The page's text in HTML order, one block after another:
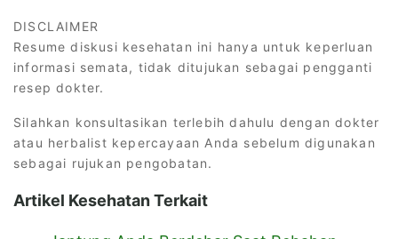
DISCLAIMER
Resume diskusi kesehatan ini hanya untuk keperluan
informasi semata, tidak ditujukan sebagai pengganti
resep dokter.
Silahkan konsultasikan terlebih dahulu dengan dokter
atau herbalist kepercayaan Anda sebelum digunakan
sebagai rujukan pengobatan.
Artikel Kesehatan Terkait